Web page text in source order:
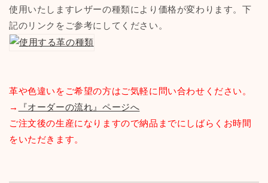
使用いたしますレザーの種類により価格が変わります。下
記のリンクをご参考にしてください。
革や色違いをご希望の方はご気軽に問い合わせください。
→
『オーダーの流れ』ページへ
ご注文後の生産になりますので納品までにしばらくお時間
をいただきます。